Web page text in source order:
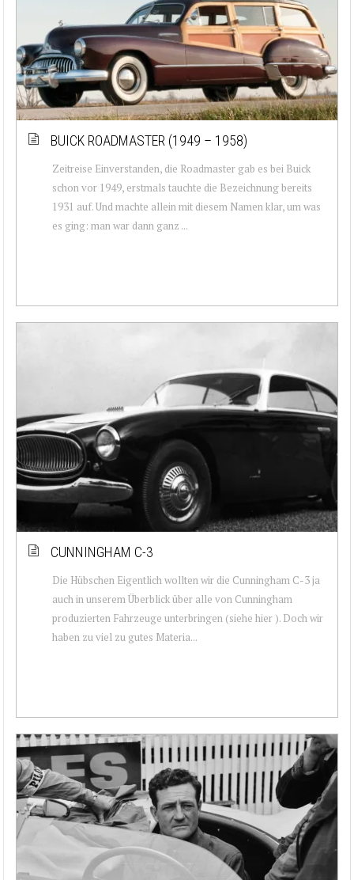
BUICK ROADMASTER (1949 – 1958)
Zeitreise Einverstanden, die Roadmaster gab es bei Buick
schon vor 1949, erstmals tauchte die Bezeichnung bereits
1931 auf. Und machte allein mit diesem Namen klar, um was
es ging: man war dann ganz ...
CUNNINGHAM C-3
Die Hübschen Eigentlich wollten wir die Cunningham C-3 ja
auch in unserem Überblick über alle von Cunningham
produzierten Fahrzeuge unterbringen (siehe hier ). Doch wir
haben zu viel zu gutes Materia...